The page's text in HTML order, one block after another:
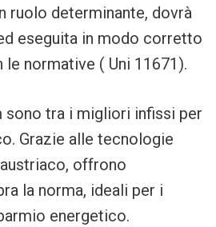
ruolo determinante, dovrà
eseguita in modo corretto
normative ( Uni 11671).
sono tra i migliori infissi per
Grazie alle tecnologie
offrono
la norma, ideali per i
energetico.